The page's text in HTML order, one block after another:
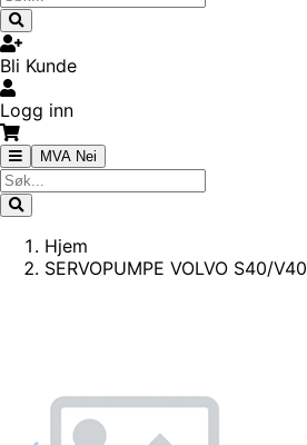
Bli Kunde
Logg inn
MVA Nei
Hjem
SERVOPUMPE VOLVO S40/V40